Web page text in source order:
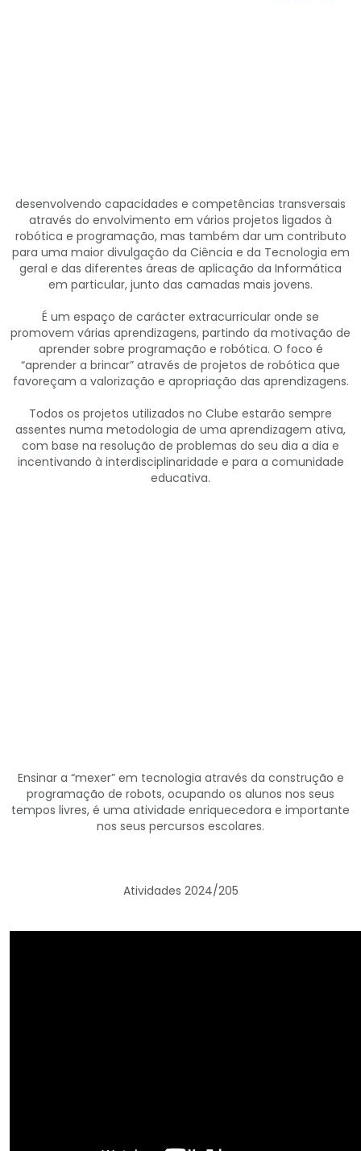
desenvolvendo capacidades e competências transversais
através do envolvimento em vários projetos ligados à
robótica e programação, mas também dar um contributo
para uma maior divulgação da Ciência e da Tecnologia em
geral e das diferentes áreas de aplicação da Informática
em particular, junto das camadas mais jovens.
É um espaço de carácter extracurricular onde se
promovem várias aprendizagens, partindo da motivação de
aprender sobre programação e robótica. O foco é
“aprender a brincar” através de projetos de robótica que
favoreçam a valorização e apropriação das aprendizagens.
Todos os projetos utilizados no Clube estarão sempre
assentes numa metodologia de uma aprendizagem ativa,
com base na resolução de problemas do seu dia a dia e
incentivando à interdisciplinaridade e para a comunidade
educativa.
Ensinar a “mexer” em tecnologia através da construção e
programação de robots, ocupando os alunos nos seus
tempos livres, é uma atividade enriquecedora e importante
nos seus percursos escolares.
Atividades 2024/205